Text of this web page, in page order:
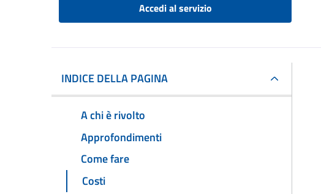
Accedi al servizio
INDICE DELLA PAGINA
A chi è rivolto
Approfondimenti
Come fare
Costi